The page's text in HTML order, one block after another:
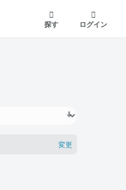
探す
ログイン
変更